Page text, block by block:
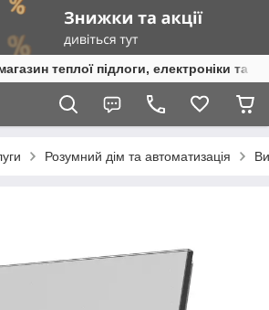
теплої підлоги, електроніки та
Розумний дім та автоматизація